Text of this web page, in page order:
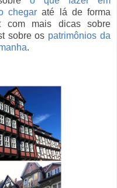
chegar até lá de forma
com mais dicas sobre
sobre os patrimônios da
.